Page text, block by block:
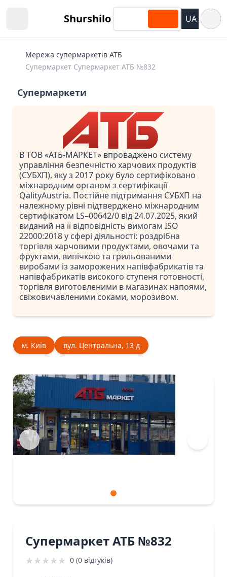
Shurshilo UA
Мережа супермаркетів АТБ
Супермаркет Супермаркет АТБ №832
Супермаркети
В ТОВ «АТБ-МАРКЕТ» впроваджено систему
управління безпечністю харчових продуктів
(СУБХП), яку з 2017 року було сертифіковано
міжнародним органом з сертифікації
QalityAustria. Постійне підтримання СУБХП на
належному рівні підтверджено міжнародним
сертифікатом LS–00642/0 від 24.07.2025, який
виданий на її відповідність вимогам ISO
22000:2018 у сфері діяльності: роздрібна
торгівля харчовими продуктами, овочами та
фруктами, випічкою та грильованими
виробами із заморожених напівфабрикатів та
напівфабрикатів високого ступеня готовності,
торгівля виготовленими в магазинах напоями,
свіжовичавленими соками, морозивом.
м. Київ вул. Центральна, 13 д
Супермаркет АТБ №832
★★★★★ 0 (0 відгуків)